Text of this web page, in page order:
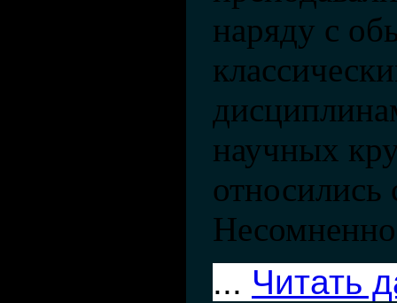
наряду с
научных
относились
... Читать